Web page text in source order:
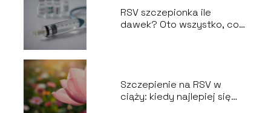
RSV szczepionka ile
dawek? Oto wszystko, co
Szczepienie na RSV w
ciąży: kiedy najlepiej się